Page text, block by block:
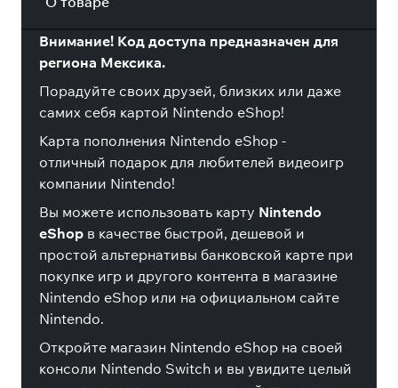
Внимание! Код доступа предназначен для
региона Мексика.
Порадуйте своих друзей, близких или даже
самих себя картой Nintendo eShop!
Карта пополнения Nintendo eShop -
отличный подарок для любителей видеоигр
компании Nintendo!
Вы можете использовать карту Nintendo
eShop в качестве быстрой, дешевой и
простой альтернативы банковской карте при
покупке игр и другого контента в магазине
Nintendo eShop или на официальном сайте
Nintendo.
Откройте магазин Nintendo eShop на своей
консоли Nintendo Switch и вы увидите целый